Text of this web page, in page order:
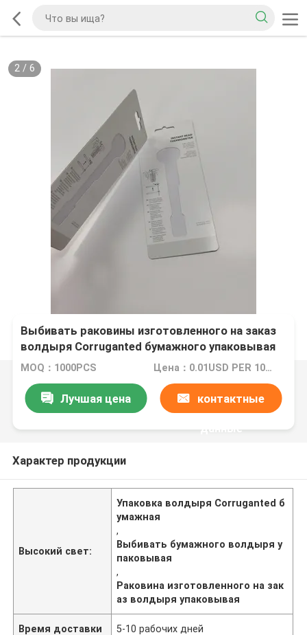
2/ 6
Выбивать раковины изготовленного на заказ
волдыря Corruganted бумажного упаковывая
MOQ：1000PCS Цена：0.01USD PER 100 PCS
Лучшая цена контактные
данные
Характер продукции
Высокий свет:
Упаковка волдыря Corruganted б
умажная
,
Выбивать бумажного волдыря у
паковывая
,
Раковина изготовленного на зак
аз волдыря упаковывая
Время доставки 5-10 рабочих дней